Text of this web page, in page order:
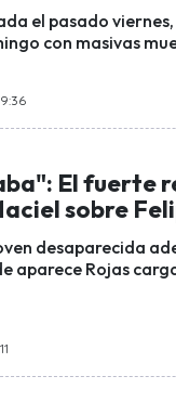
el pasado
con masivas
El fuerte
sobre
desaparecida
aparece Rojas